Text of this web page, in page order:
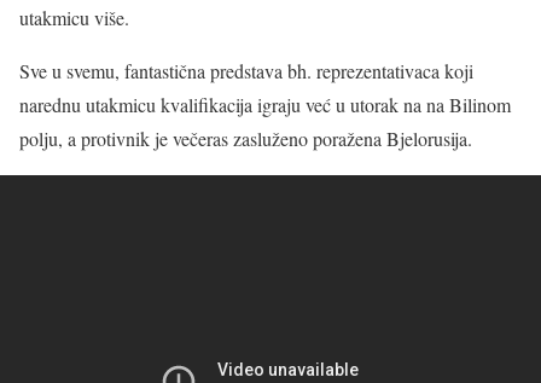
utakmicu više.
Sve u svemu, fantastična predstava bh. reprezentativaca koji
narednu utakmicu kvalifikacija igraju već u utorak na na Bilinom
polju, a protivnik je večeras zasluženo poražena Bjelorusija.